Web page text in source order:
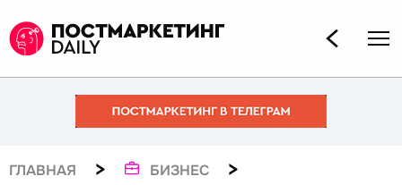
ГЛАВНАЯ > БИЗНЕС >